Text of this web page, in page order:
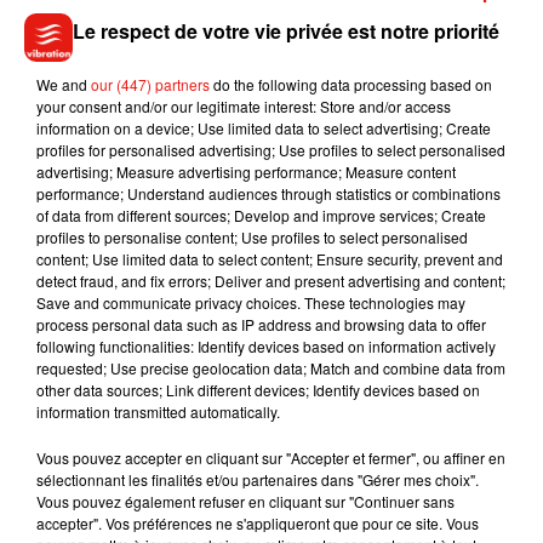
Poke @courteneycoxofficial �x" #courtneycoxchallenge je
défie @alexandralamyofficiel @anthonydacci_ @bigoude
�x�
Une publication partagée parAudrey Lamy(@audreylamy) le
Le respect de votre vie privée est notre priorité
We and our (447) partnersdo the following data processing based on
your consent and/or our legitimate interest: Store and/or access
information on a device; Use limited data to select advertising; Create
profiles for personalised advertising; Use profiles to select personalised
advertising; Measure advertising performance; Measure content
performance; Understand audiences through statistics or combinations
of data from different sources; Develop and improve services; Create
profiles to personalise content; Use profiles to select personalised
content; Use limited data to select content; Ensure security, prevent and
detect fraud, and fix errors; Deliver and present advertising and content;
Save and communicate privacy choices. These technologies may
process personal data such as IP address and browsing data to offer
following functionalities: Identify devices based on information actively
requested; Use precise geolocation data; Match and combine data from
other data sources; Link different devices; Identify devices based on
information transmitted automatically.
Vous pouvez accepter en cliquant sur "Accepter et fermer", ou affiner en
sélectionnant les finalités et/ou partenaires dans "Gérer mes choix".
Vous pouvez également refuser en cliquant sur "Continuer sans
accepter". Vos préférences ne s'appliqueront que pour ce site. Vous